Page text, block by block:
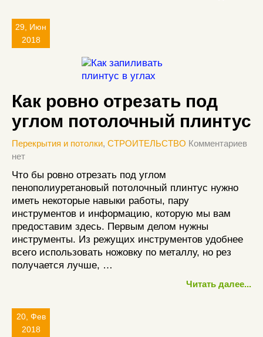
29, Июн
2018
Как ровно отрезать под
углом потолочный плинтус
Перекрытия и потолки, СТРОИТЕЛЬСТВО Комментариев
нет
Что бы ровно отрезать под углом
пенополиуретановый потолочный плинтус нужно
иметь некоторые навыки работы, пару
инструментов и информацию, которую мы вам
предоставим здесь. Первым делом нужны
инструменты. Из режущих инструментов удобнее
всего использовать ножовку по металлу, но рез
получается лучше, …
Читать далее...
20, Фев
2018